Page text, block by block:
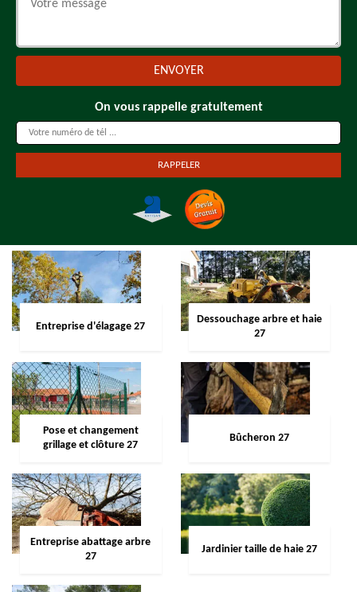
On vous rappelle gratuitement
Entreprise d'élagage 27
Dessouchage arbre et haie
27
Pose et changement
grillage et clôture 27
Bûcheron 27
Entreprise abattage arbre
27
Jardinier taille de haie 27